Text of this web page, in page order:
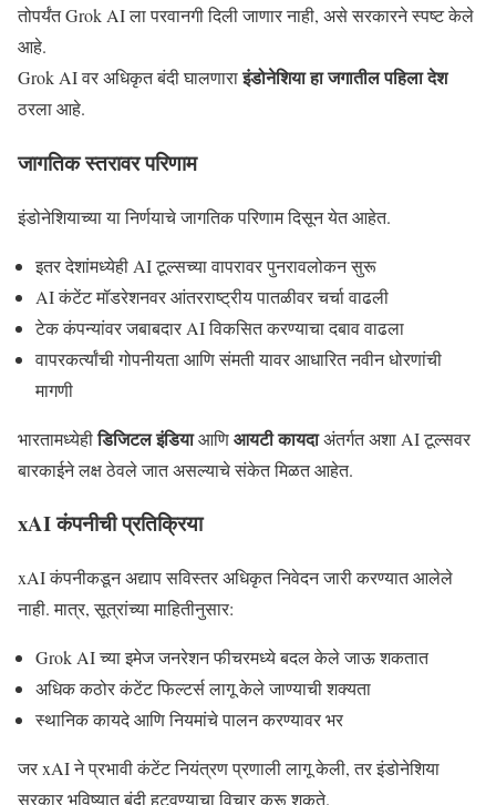
तोपर्यंत Grok AI ला परवानगी दिली जाणार नाही, असे सरकारने स्पष्ट केले
आहे.
Grok AI वर अधिकृत बंदी घालणाराइंडोनेशिया हा जगातील पहिला देश
ठरला आहे.
जागतिक स्तरावर परिणाम
इंडोनेशियाच्या या निर्णयाचे जागतिक परिणाम दिसून येत आहेत.
इतर देशांमध्येही AI टूल्सच्या वापरावर पुनरावलोकन सुरू
AI कंटेंट मॉडरेशनवर आंतरराष्ट्रीय पातळीवर चर्चा वाढली
टेक कंपन्यांवर जबाबदार AI विकसित करण्याचा दबाव वाढला
वापरकर्त्यांची गोपनीयता आणि संमती यावर आधारित नवीन धोरणांची
मागणी
भारतामध्येहीडिजिटल इंडियाआणिआयटी कायदाअंतर्गत अशा AI टूल्सवर
बारकाईने लक्ष ठेवले जात असल्याचे संकेत मिळत आहेत.
xAI कंपनीची प्रतिक्रिया
xAI कंपनीकडून अद्याप सविस्तर अधिकृत निवेदन जारी करण्यात आलेले
नाही. मात्र, सूत्रांच्या माहितीनुसार:
Grok AI च्या इमेज जनरेशन फीचरमध्ये बदल केले जाऊ शकतात
अधिक कठोर कंटेंट फिल्टर्स लागू केले जाण्याची शक्यता
स्थानिक कायदे आणि नियमांचे पालन करण्यावर भर
जर xAI ने प्रभावी कंटेंट नियंत्रण प्रणाली लागू केली, तर इंडोनेशिया
सरकार भविष्यात बंदी हटवण्याचा विचार करू शकते.